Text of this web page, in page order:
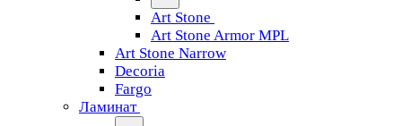
Art Stone
Art Stone Armor MPL
Art Stone Narrow
Decoria
Fargo
Ламинат